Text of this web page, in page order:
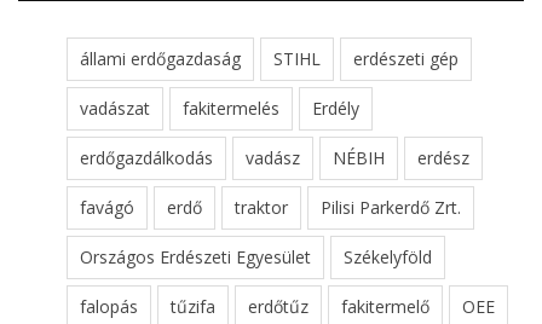
állami erdőgazdaság STIHL erdészeti gép
vadászat fakitermelés Erdély
erdőgazdálkodás vadász NÉBIH erdész
favágó erdő traktor Pilisi Parkerdő Zrt.
Országos Erdészeti Egyesület Székelyföld
falopás tűzifa erdőtűz fakitermelő OEE